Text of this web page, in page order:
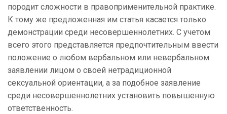
породит сложности в правоприменительной практике.
К тому же предложенная им статья касается только
демонстрации среди несовершеннолетних. С учетом
всего этого представляется предпочтительным ввести
положение о любом вербальном или невербальном
заявлении лицом о своей нетрадиционной
сексуальной ориентации, а за подобное заявление
среди несовершеннолетних установить повышенную
ответственность.